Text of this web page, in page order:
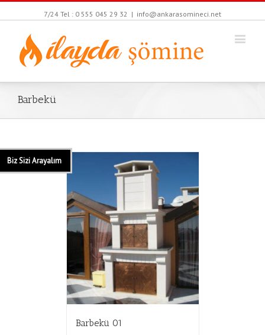
7/24 Tel : 0 555 045 29 32 | info@ankarasomineci.net
Barbekü
Barbekü 01
Biz Sizi Arayalım